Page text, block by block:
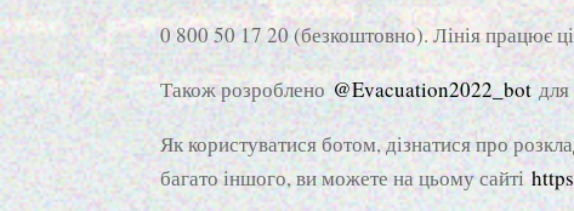
0 800 50 17 20 (безкоштовно). Лінія працює
Також розроблено @Evacuation2022_botдля
Як користуватися ботом, дізнатися про
багато іншого, ви можете на цьому сайті